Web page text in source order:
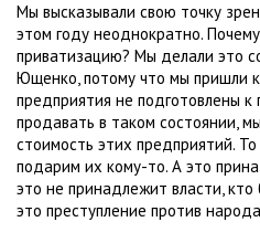
Мы высказывали свою точку
этом году неоднократно.
приватизацию? Мы делали это
Ющенко, потому что мы пришли
предприятия не подготовлены к
продавать в таком состоянии,
стоимость этих предприятий. То
подарим их кому-то. А это
это не принадлежит власти,
это преступление против